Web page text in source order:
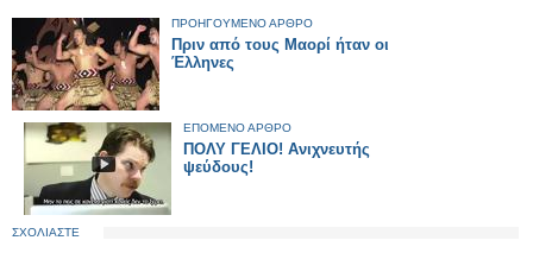
ΠΡΟΗΓΟΥΜΕΝΟ ΑΡΘΡΟ
Πριν από τους Μαορί ήταν οι
Έλληνες
ΕΠΟΜΕΝΟ ΑΡΘΡΟ
ΠΟΛΥ ΓΕΛΙΟ! Ανιχνευτής
ψεύδους!
ΣΧΟΛΙΑΣΤΕ